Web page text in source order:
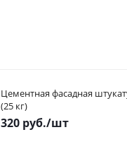
Цементная фасадная
(25 кг)
320 руб./шт